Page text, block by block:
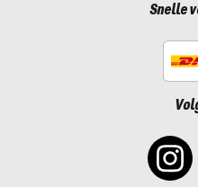
Snelle